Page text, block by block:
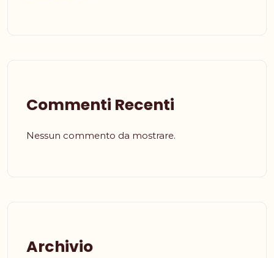
Commenti Recenti
Nessun commento da mostrare.
Archivio